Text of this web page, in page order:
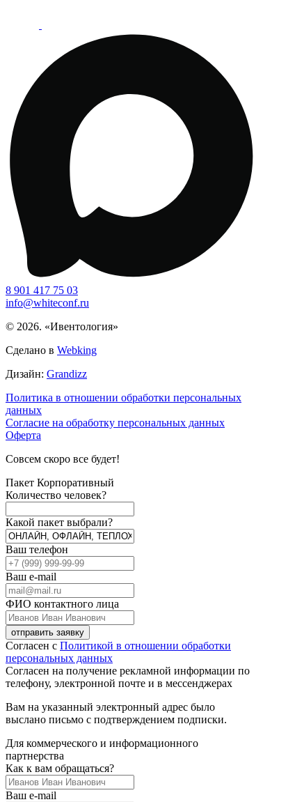
8 901 417 75 03
info@whiteconf.ru
© 2026. «Ивентология»
Сделано в Webking
Дизайн: Grandizz
Политика в отношении обработки персональных
данных
Согласие на обработку персональных данных
Оферта
Совсем скоро все будет!
Пакет Корпоративный
Количество человек?
Какой пакет выбрали?
Ваш телефон
Ваш e-mail
ФИО контактного лица
отправить заявку
Согласен с Политикой в отношении обработки
персональных данных
Согласен на получение рекламной информации по
телефону, электронной почте и в мессенджерах
Вам на указанный электронный адрес было
выслано письмо с подтверждением подписки.
Для коммерческого и информационного
партнерства
Как к вам обращаться?
Ваш e-mail